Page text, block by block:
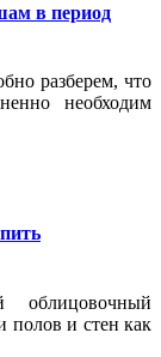
в период
разберем, что
необходим
облицовочный
полов и стен как